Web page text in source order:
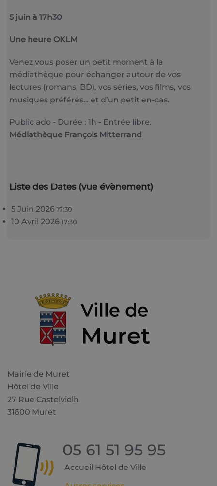
5 juin à 17h30
Une heure OKLM
Venez vous poser un petit moment à la
médiathèque pour échanger autour de vos
lectures (romans, BD), vos séries, vos films, vos
musiques préférés… et d’un petit en-cas.
Public ado - Durée : 1h - Entrée libre.
Médiathèque François Mitterrand
Liste des Dates (vue évènement)
5 Juin 202617:30
10 Avril 202617:30
Mairie de Muret
Hôtel de Ville
27 Rue Castelvielh
31600 Muret
05 61 51 95 95
Accueil Hôtel de Ville